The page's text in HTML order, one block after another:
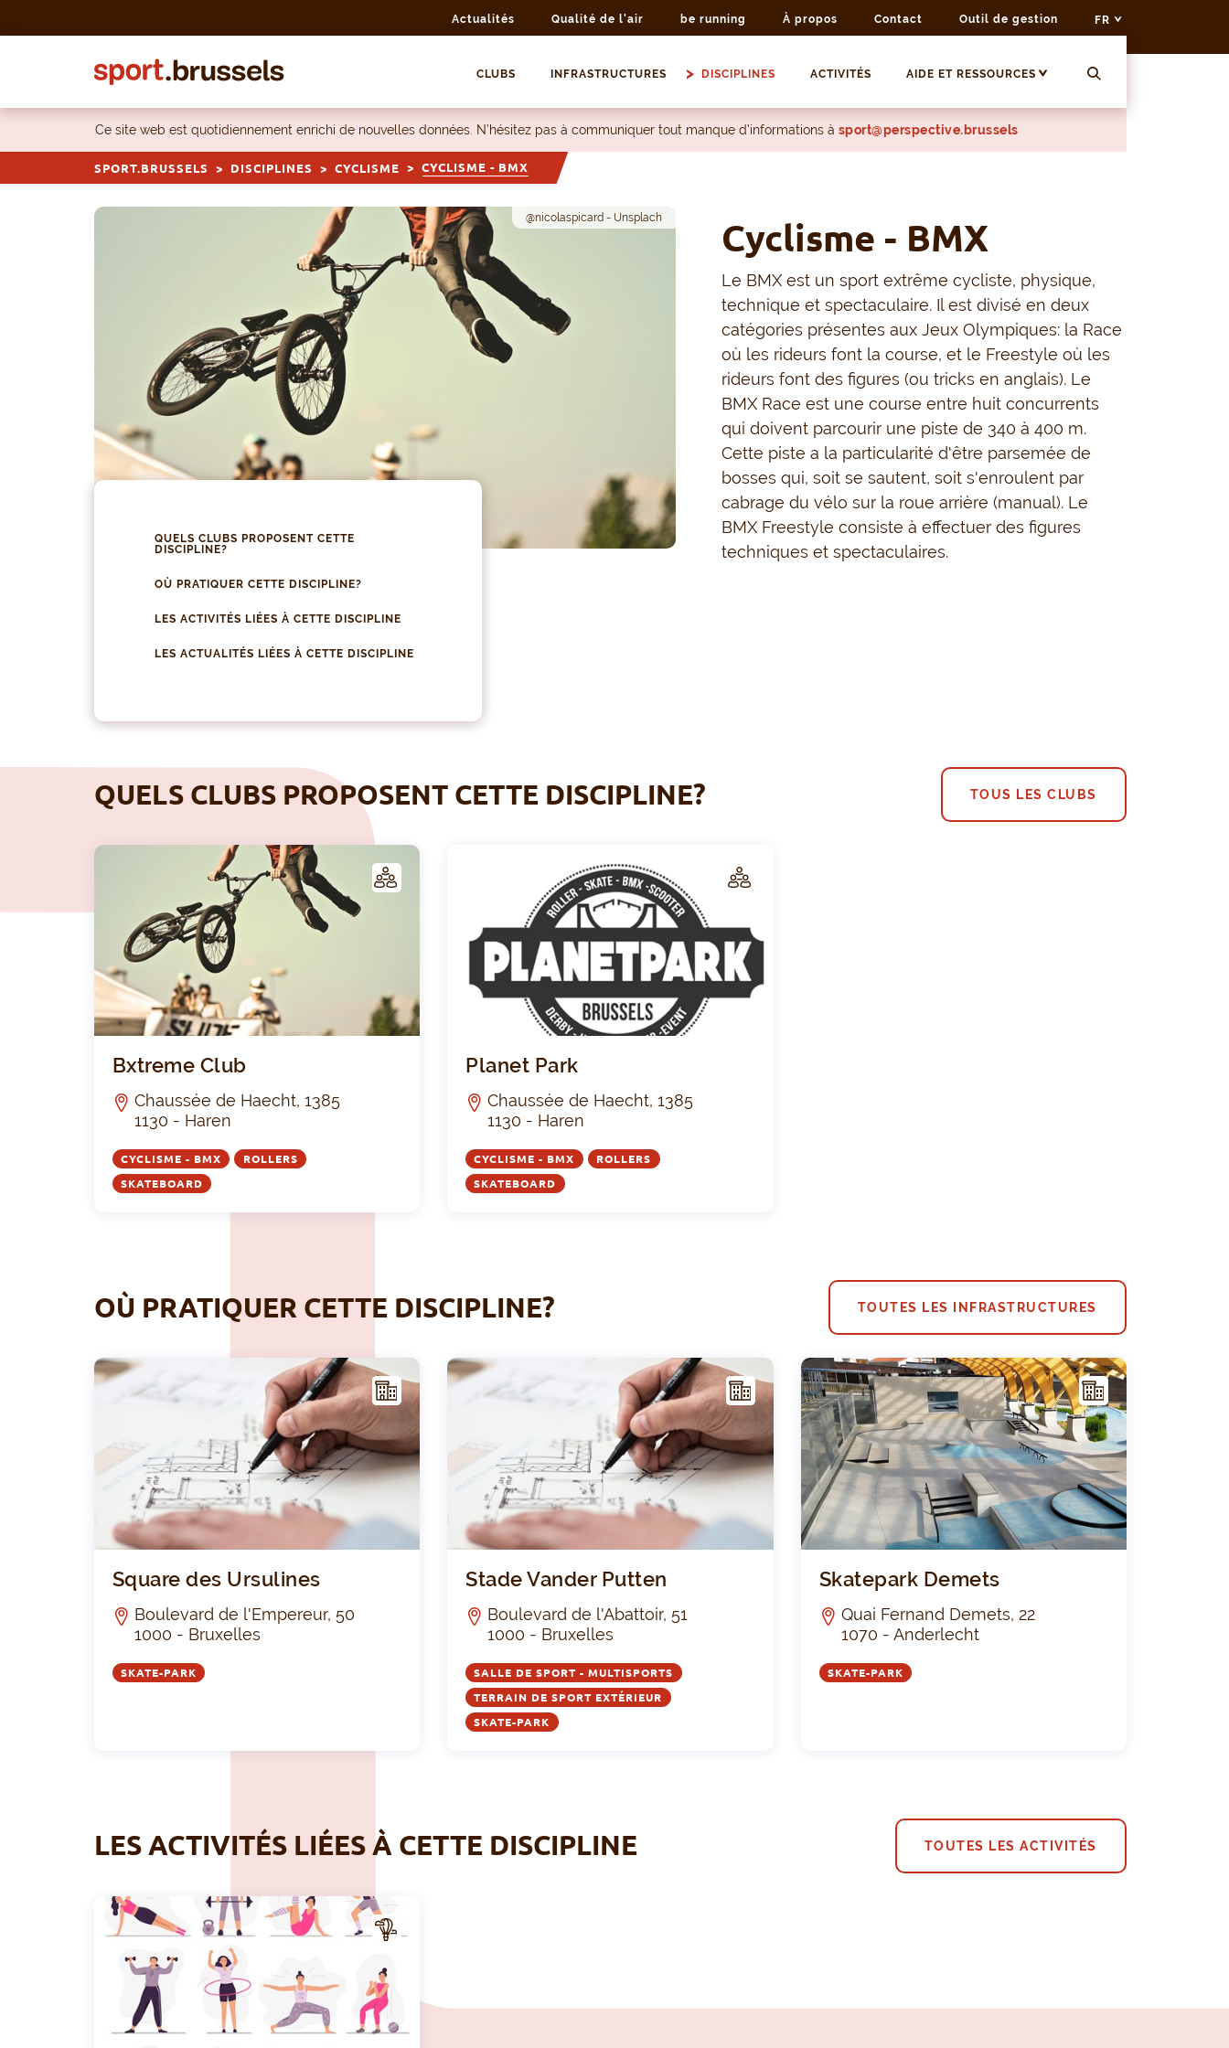
Actualités Qualité de l'air be running À propos Contact Outil de gestion FR
CLUBS INFRASTRUCTURES DISCIPLINES ACTIVITÉS AIDE ET RESSOURCES
Ce site web est quotidiennement enrichi de nouvelles données. N’hésitez pas à communiquer tout manque d’informations à sport@perspective.brussels
SPORT.BRUSSELS DISCIPLINES CYCLISME CYCLISME - BMX
@nicolaspicard - Unsplach
QUELS CLUBS PROPOSENT CETTE
DISCIPLINE?
OÙ PRATIQUER CETTE DISCIPLINE?
LES ACTIVITÉS LIÉES À CETTE DISCIPLINE
LES ACTUALITÉS LIÉES À CETTE DISCIPLINE
Cyclisme - BMX
Le BMX est un sport extrême cycliste, physique,
technique et spectaculaire. Il est divisé en deux
catégories présentes aux Jeux Olympiques: la Race
où les rideurs font la course, et le Freestyle où les
rideurs font des figures (ou tricks en anglais). Le
BMX Race est une course entre huit concurrents
qui doivent parcourir une piste de 340 à 400 m.
Cette piste a la particularité d'être parsemée de
bosses qui, soit se sautent, soit s'enroulent par
cabrage du vélo sur la roue arrière (manual). Le
BMX Freestyle consiste à effectuer des figures
techniques et spectaculaires.
QUELS CLUBS PROPOSENT CETTE DISCIPLINE? TOUS LES CLUBS
Bxtreme Club
Chaussée de Haecht, 1385
1130 - Haren
CYCLISME - BMX ROLLERS
SKATEBOARD
Planet Park
Chaussée de Haecht, 1385
1130 - Haren
CYCLISME - BMX ROLLERS
SKATEBOARD
OÙ PRATIQUER CETTE DISCIPLINE? TOUTES LES INFRASTRUCTURES
NFR
AST
RUC
Square des Ursulines
Boulevard de l'Empereur, 50
1000 - Bruxelles
SKATE-PARK
NFR
AST
RUC
Stade Vander Putten
Boulevard de l'Abattoir, 51
1000 - Bruxelles
SALLE DE SPORT - MULTISPORTS
TERRAIN DE SPORT EXTÉRIEUR
SKATE-PARK
NFR
AST
RUC
TUR
E
Skatepark Demets
Quai Fernand Demets, 22
1070 - Anderlecht
SKATE-PARK
LES ACTIVITÉS LIÉES À CETTE DISCIPLINE TOUTES LES ACTIVITÉS
ITÉ